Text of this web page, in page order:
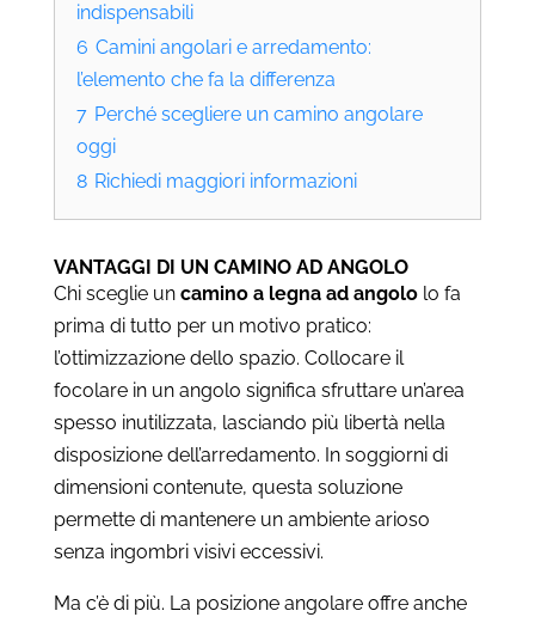
indispensabili
6 Camini angolari e arredamento:
l’elemento che fa la differenza
7 Perché scegliere un camino angolare
oggi
8 Richiedi maggiori informazioni
VANTAGGI DI UN CAMINO AD ANGOLO
Chi sceglie un camino a legna ad angololo fa
prima di tutto per un motivo pratico:
l’ottimizzazione dello spazio. Collocare il
focolare in un angolo significa sfruttare un’area
spesso inutilizzata, lasciando più libertà nella
disposizione dell’arredamento. In soggiorni di
dimensioni contenute, questa soluzione
permette di mantenere un ambiente arioso
senza ingombri visivi eccessivi.
Ma c’è di più. La posizione angolare offre anche